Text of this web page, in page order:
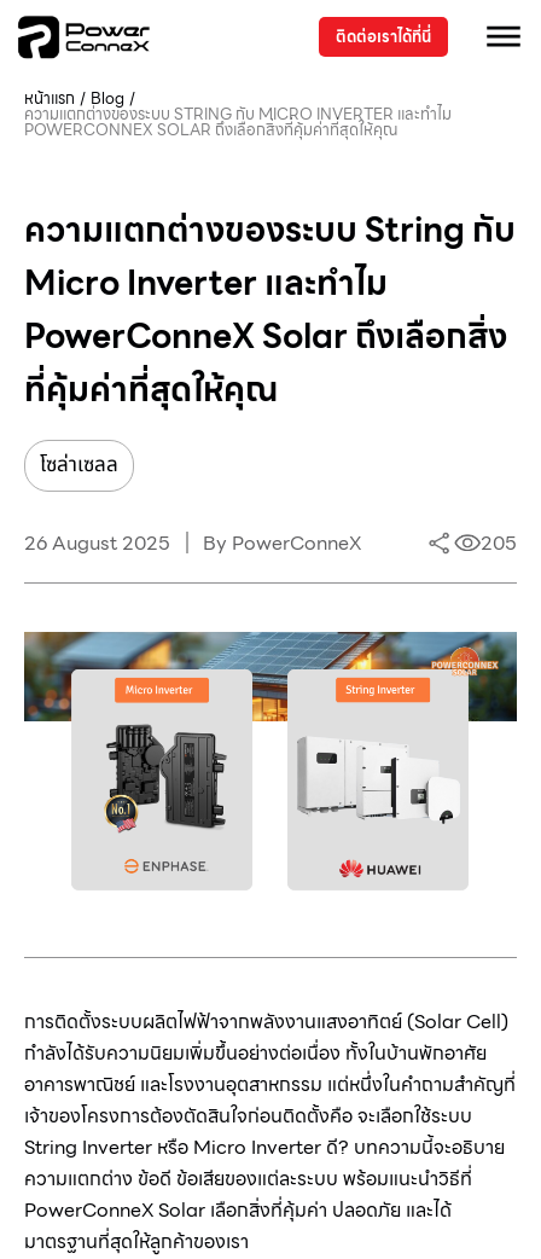
ติดต่อเราได้ที่นี่
หน้าแรก / Blog /
ความแตกต่างของระบบ STRING กับ MICRO INVERTER และทำไม
POWERCONNEX SOLAR ถึงเลือกสิ่งที่คุ้มค่าที่สุดให้คุณ
ความแตกต่างของระบบ String กับ
Micro Inverter และทำไม
PowerConneX Solar ถึงเลือกสิ่ง
ที่คุ้มค่าที่สุดให้คุณ
โซล่าเซลล
26 August 2025 By PowerConneX 205
การติดตั้งระบบผลิตไฟฟ้าจากพลังงานแสงอาทิตย์ (Solar Cell)
กำลังได้รับความนิยมเพิ่มขึ้นอย่างต่อเนื่อง ทั้งในบ้านพักอาศัย
อาคารพาณิชย์ และโรงงานอุตสาหกรรม แต่หนึ่งในคำถามสำคัญที่
เจ้าของโครงการต้องตัดสินใจก่อนติดตั้งคือ จะเลือกใช้ระบบ
String Inverter หรือ Micro Inverter ดี? บทความนี้จะอธิบาย
ความแตกต่าง ข้อดี ข้อเสียของแต่ละระบบ พร้อมแนะนำวิธีที่
PowerConneX Solar เลือกสิ่งที่คุ้มค่า ปลอดภัย และได้
มาตรฐานที่สุดให้ลูกค้าของเรา